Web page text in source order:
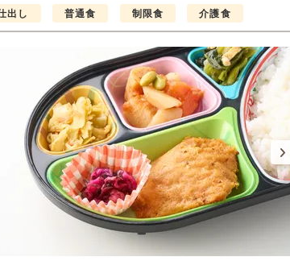
出し 普通食 制限食 介護食